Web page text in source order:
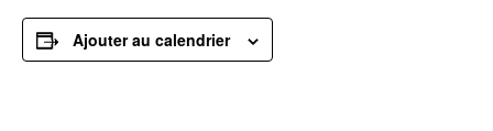
Ajouter au calendrier